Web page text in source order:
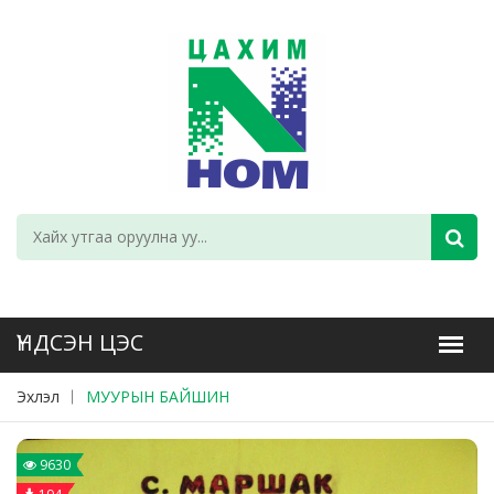
Эхлэл МУУРЫН БАЙШИН
9630